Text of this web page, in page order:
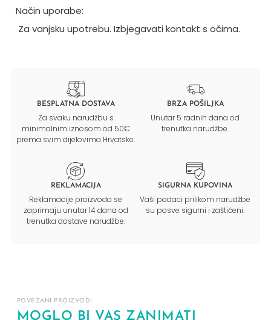
Način uporabe:
Za vanjsku upotrebu. Izbjegavati kontakt s očima.
BESPLATNA DOSTAVA
Za svaku narudžbu s
minimalnim iznosom od 50€
prema svim dijelovima Hrvatske.
BRZA POŠILJKA
Unutar 5 radnih dana od
trenutka narudžbe.
REKLAMACIJA
Reklamacije proizvoda se
zaprimaju unutar 14 dana od
trenutka dostave narudžbe.
SIGURNA KUPOVINA
Vaši podaci prilikom narudžbe
su posve sigurni i zaštićeni.
POVEZANI PROIZVODI
MOGLO BI VAS ZANIMATI